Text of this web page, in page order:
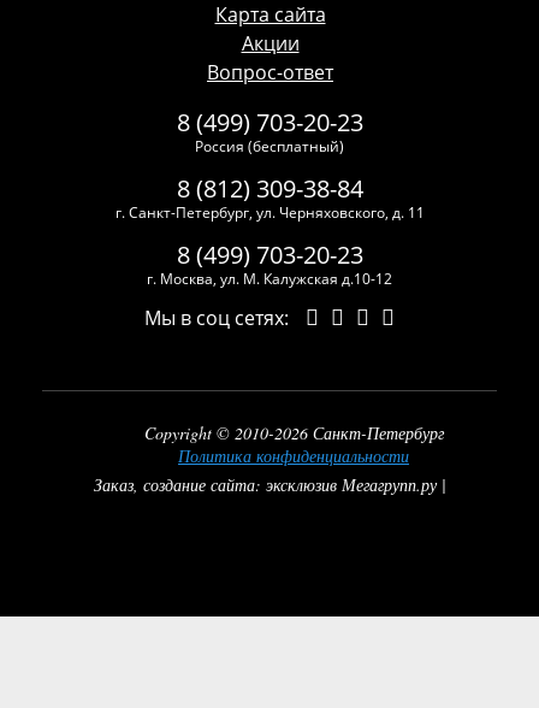
Карта сайта
Акции
Вопрос-ответ
8 (499) 703-20-23
Россия (бесплатный)
8 (812) 309-38-84
г. Санкт-Петербург, ул. Черняховского, д. 11
8 (499) 703-20-23
г. Москва, ул. М. Калужская д.10-12
Мы в соц сетях:
Copyright © 2010-2026 Санкт-Петербург
Политика конфиденциальности
Заказ, создание сайта: эксклюзив Мегагрупп.ру |